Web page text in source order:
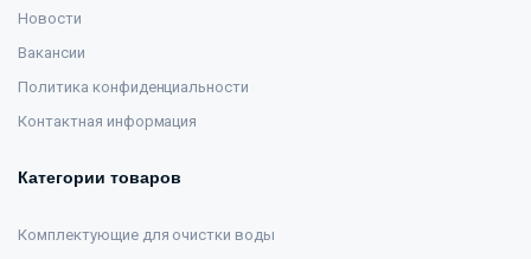
Новости
Вакансии
Политика конфиденциальности
Контактная информация
Категории товаров
Комплектующие для очистки воды